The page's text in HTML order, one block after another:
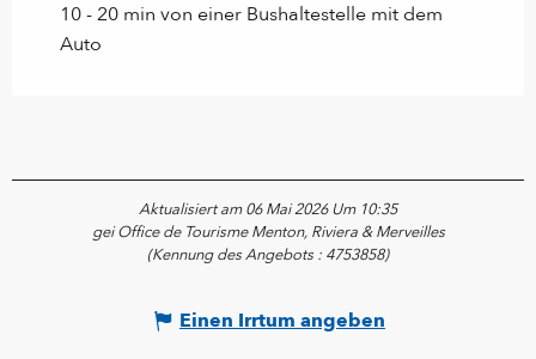
10 - 20 min von einer Bushaltestelle mit dem
Auto
Aktualisiert am 06 Mai 2026 Um 10:35
gei Office de Tourisme Menton, Riviera & Merveilles
(Kennung des Angebots : 4753858)
Einen Irrtum angeben